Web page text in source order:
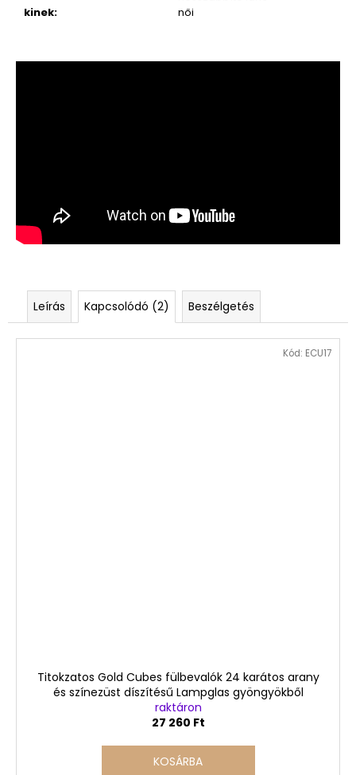
kinek: női
Leírás Kapcsolódó (2) Beszélgetés
Titokzatos Gold Cubes fülbevalók 24 karátos arany
és színezüst díszítésű Lampglas gyöngyökből
raktáron
27 260 Ft
KOSÁRBA
Kód: ECU17